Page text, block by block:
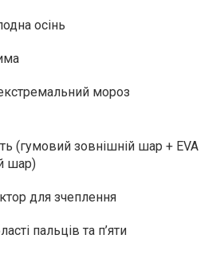
осінь
мороз
(гумовий зовнішній шар + EVA
шар)
для зчеплення
пальців та п’яти